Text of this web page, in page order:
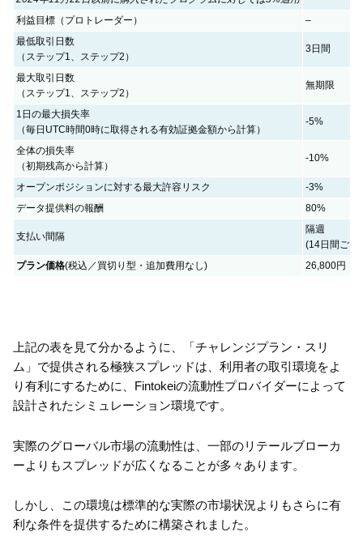
利益目標（プロトレーダー）
–
最低取引日数
（ステップ1、ステップ2）
3日間
最大取引日数
（ステップ1、ステップ2）
無期限
1日の最大損失率
（毎日UTC時間0時に取得される有効証拠金額から計算）
-5%
全体の損失率
（初期残高から計算）
-10%
オープンポジションに対する最大許容リスク
-3%
データ提供料の報酬
80%
支払い間隔
隔週
(14日間ごと)
プラン価格(税込／買切り型・追加費用なし) 26,800円
上記の表を見て分かるように、「チャレンジプラン・スリ
ム」で提供される極狭スプレッドは、利用者の取引環境をよ
り有利にするために、Fintokeiの流動性プロバイダーによって
設計されたシミュレーション環境です。
実際のグローバル市場の流動性は、一部のリテールブローカ
ーよりもスプレッドが広くなることが多々あります。
しかし、この環境は標準的な実際の市場状況よりもさらに有
利な条件を提供するために構築されました。